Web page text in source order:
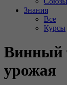
Знания
Все
Курсы
Винный
урожая